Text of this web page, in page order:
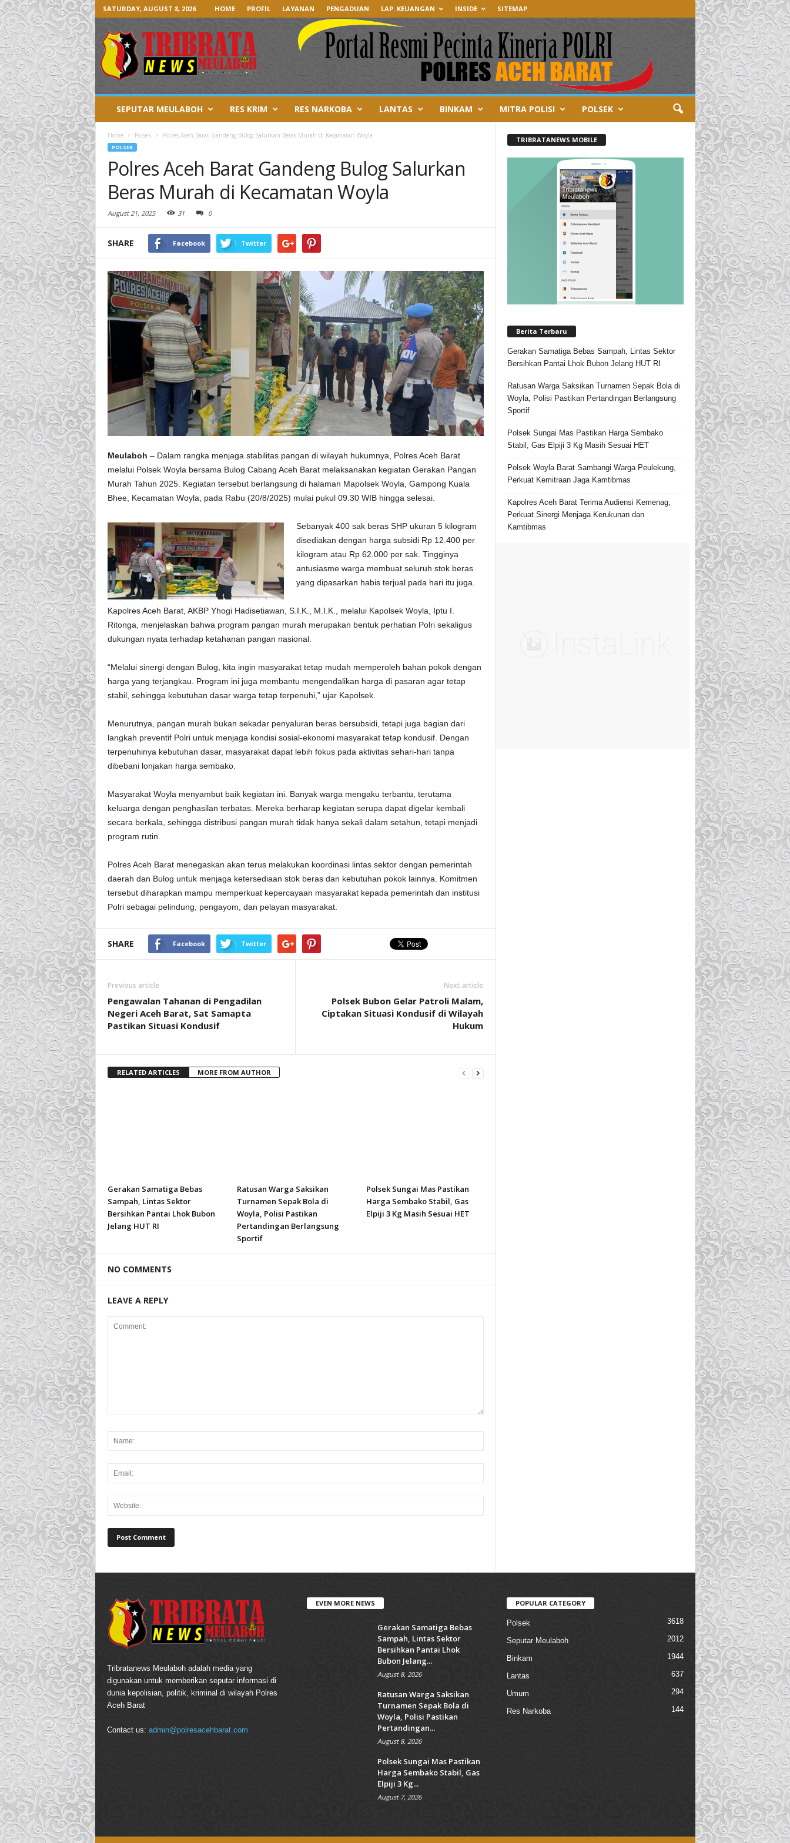
SATURDAY, AUGUST 8, 2026 HOME PROFIL LAYANAN PENGADUAN LAP. KEUANGAN INSIDE SITEMAP
SEPUTAR MEULABOH RES KRIM RES NARKOBA LANTAS BINKAM MITRA POLISI POLSEK
Home Polsek Polres Aceh Barat Gandeng Bulog Salurkan Beras Murah di Kecamatan Woyla
POLSEK
Polres Aceh Barat Gandeng Bulog Salurkan
Beras Murah di Kecamatan Woyla
August 21, 2025 31 0
SHARE Facebook Twitter
Meulaboh – Dalam rangka menjaga stabilitas pangan di wilayah hukumnya, Polres Aceh Barat
melalui Polsek Woyla bersama Bulog Cabang Aceh Barat melaksanakan kegiatan Gerakan Pangan
Murah Tahun 2025. Kegiatan tersebut berlangsung di halaman Mapolsek Woyla, Gampong Kuala
Bhee, Kecamatan Woyla, pada Rabu (20/8/2025) mulai pukul 09.30 WIB hingga selesai.
Sebanyak 400 sak beras SHP ukuran 5 kilogram
disediakan dengan harga subsidi Rp 12.400 per
kilogram atau Rp 62.000 per sak. Tingginya
antusiasme warga membuat seluruh stok beras
yang dipasarkan habis terjual pada hari itu juga.
Kapolres Aceh Barat, AKBP Yhogi Hadisetiawan, S.I.K., M.I.K., melalui Kapolsek Woyla, Iptu I.
Ritonga, menjelaskan bahwa program pangan murah merupakan bentuk perhatian Polri sekaligus
dukungan nyata terhadap ketahanan pangan nasional.
“Melalui sinergi dengan Bulog, kita ingin masyarakat tetap mudah memperoleh bahan pokok dengan
harga yang terjangkau. Program ini juga membantu mengendalikan harga di pasaran agar tetap
stabil, sehingga kebutuhan dasar warga tetap terpenuhi,” ujar Kapolsek.
Menurutnya, pangan murah bukan sekadar penyaluran beras bersubsidi, tetapi juga bagian dari
langkah preventif Polri untuk menjaga kondisi sosial-ekonomi masyarakat tetap kondusif. Dengan
terpenuhinya kebutuhan dasar, masyarakat dapat lebih fokus pada aktivitas sehari-hari tanpa
dibebani lonjakan harga sembako.
Masyarakat Woyla menyambut baik kegiatan ini. Banyak warga mengaku terbantu, terutama
keluarga dengan penghasilan terbatas. Mereka berharap kegiatan serupa dapat digelar kembali
secara berkala, sehingga distribusi pangan murah tidak hanya sekali dalam setahun, tetapi menjadi
program rutin.
Polres Aceh Barat menegaskan akan terus melakukan koordinasi lintas sektor dengan pemerintah
daerah dan Bulog untuk menjaga ketersediaan stok beras dan kebutuhan pokok lainnya. Komitmen
tersebut diharapkan mampu memperkuat kepercayaan masyarakat kepada pemerintah dan institusi
Polri sebagai pelindung, pengayom, dan pelayan masyarakat.
SHARE Facebook Twitter
Previous article
Pengawalan Tahanan di Pengadilan
Negeri Aceh Barat, Sat Samapta
Pastikan Situasi Kondusif
Next article
Polsek Bubon Gelar Patroli Malam,
Ciptakan Situasi Kondusif di Wilayah
Hukum
RELATED ARTICLES MORE FROM AUTHOR
Gerakan Samatiga Bebas
Sampah, Lintas Sektor
Bersihkan Pantai Lhok Bubon
Jelang HUT RI
Ratusan Warga Saksikan
Turnamen Sepak Bola di
Woyla, Polisi Pastikan
Pertandingan Berlangsung
Sportif
Polsek Sungai Mas Pastikan
Harga Sembako Stabil, Gas
Elpiji 3 Kg Masih Sesuai HET
NO COMMENTS
LEAVE A REPLY
TRIBRATANEWS MOBILE
Berita Terbaru
Gerakan Samatiga Bebas Sampah, Lintas Sektor
Bersihkan Pantai Lhok Bubon Jelang HUT RI
Ratusan Warga Saksikan Turnamen Sepak Bola di
Woyla, Polisi Pastikan Pertandingan Berlangsung
Sportif
Polsek Sungai Mas Pastikan Harga Sembako
Stabil, Gas Elpiji 3 Kg Masih Sesuai HET
Polsek Woyla Barat Sambangi Warga Peulekung,
Perkuat Kemitraan Jaga Kamtibmas
Kapolres Aceh Barat Terima Audiensi Kemenag,
Perkuat Sinergi Menjaga Kerukunan dan
Kamtibmas
Tribratanews Meulaboh adalah media yang
digunakan untuk memberikan seputar informasi di
dunia kepolisian, politik, kriminal di wilayah Polres
Aceh Barat
Contact us: admin@polresacehbarat.com
EVEN MORE NEWS
Gerakan Samatiga Bebas
Sampah, Lintas Sektor
Bersihkan Pantai Lhok
Bubon Jelang...
August 8, 2026
Ratusan Warga Saksikan
Turnamen Sepak Bola di
Woyla, Polisi Pastikan
Pertandingan...
August 8, 2026
Polsek Sungai Mas Pastikan
Harga Sembako Stabil, Gas
Elpiji 3 Kg...
August 7, 2026
POPULAR CATEGORY
Polsek 3618
Seputar Meulaboh 2012
Binkam 1944
Lantas 637
Umum 294
Res Narkoba 144